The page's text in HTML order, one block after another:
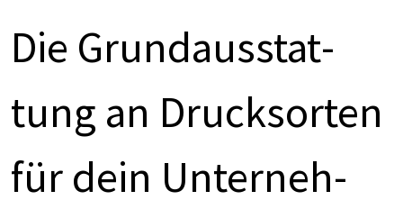
Die Grund­aus­stat­
tung an Drucks­or­ten
für dein Un­ter­neh­